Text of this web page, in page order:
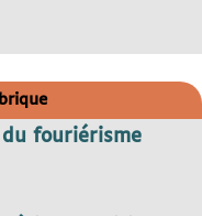
fouriérisme